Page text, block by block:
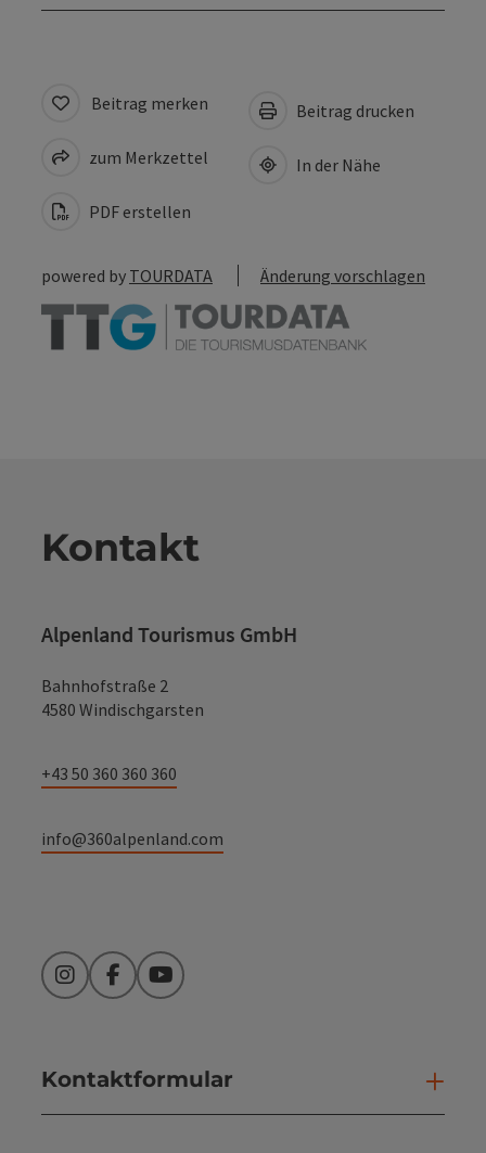
Beitrag merken
zum Merkzettel
PDF erstellen
Beitrag drucken
In der Nähe
powered by TOURDATA Änderung vorschlagen
Kontakt
Alpenland Tourismus GmbH
Bahnhofstraße 2
4580 Windischgarsten
+43 50 360 360 360
info@360alpenland.com
InstagramFacebookYouTube
Kontaktformular